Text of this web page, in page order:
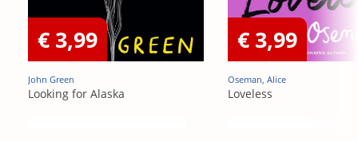
€ 3,99
John Green
Looking for Alaska
€ 3,99
Oseman, Alice
Loveless